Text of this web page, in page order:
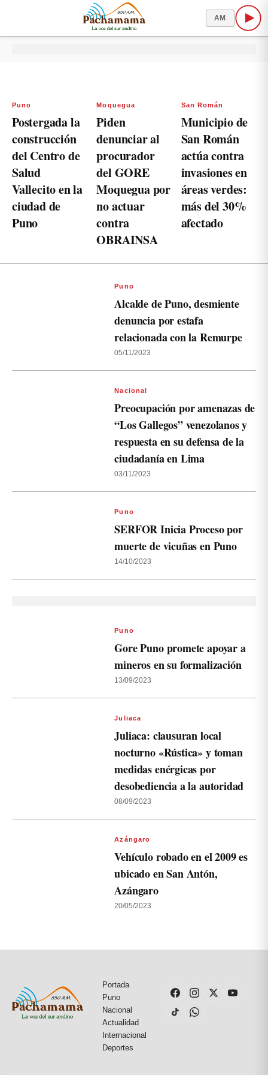
AM
Puno
Postergada la
construcción
del Centro de
Salud
Vallecito en la
ciudad de
Puno
Moquegua
Piden
denunciar al
procurador
del GORE
Moquegua por
no actuar
contra
OBRAINSA
San Román
Municipio de
San Román
actúa contra
invasiones en
áreas verdes:
más del 30%
afectado
Puno
Alcalde de Puno, desmiente
denuncia por estafa
relacionada con la Remurpe
05/11/2023
Nacional
Preocupación por amenazas de
“Los Gallegos” venezolanos y
respuesta en su defensa de la
ciudadanía en Lima
03/11/2023
Puno
SERFOR Inicia Proceso por
muerte de vicuñas en Puno
14/10/2023
Puno
Gore Puno promete apoyar a
mineros en su formalización
13/09/2023
Juliaca
Juliaca: clausuran local
nocturno «Rústica» y toman
medidas enérgicas por
desobediencia a la autoridad
08/09/2023
Azángaro
Vehículo robado en el 2009 es
ubicado en San Antón,
Azángaro
20/05/2023
Portada
Puno
Nacional
Actualidad
Internacional
Deportes